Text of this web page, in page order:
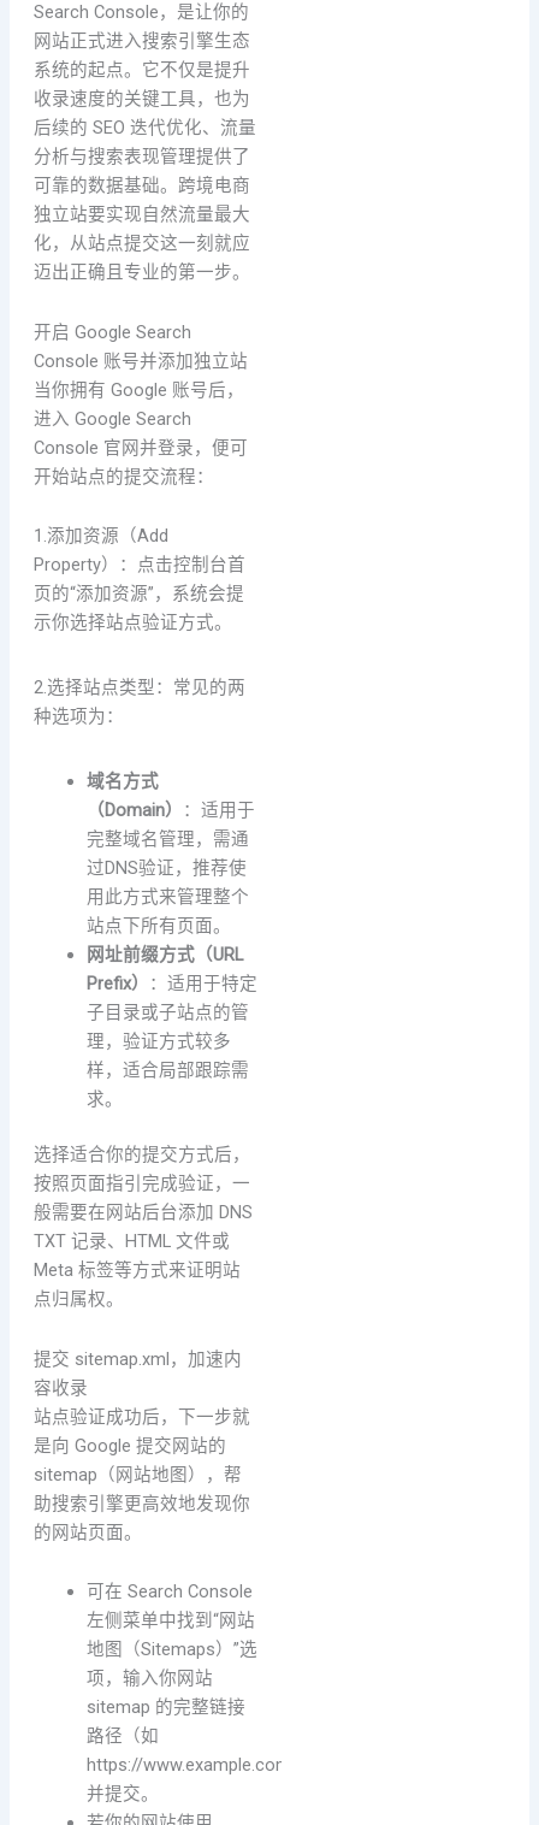
Search Console，是让你的
网站正式进入搜索引擎生态
系统的起点。它不仅是提升
收录速度的关键工具，也为
后续的 SEO 迭代优化、流量
分析与搜索表现管理提供了
可靠的数据基础。跨境电商
独立站要实现自然流量最大
化，从站点提交这一刻就应
迈出正确且专业的第一步。
开启 Google Search
Console 账号并添加独立站
当你拥有 Google 账号后，
进入 Google Search
Console 官网并登录，便可
开始站点的提交流程：
1.添加资源（Add
Property）：点击控制台首
页的“添加资源”，系统会提
示你选择站点验证方式。
2.选择站点类型：常见的两
种选项为：
域名方式
（Domain）
：适用于
完整域名管理，需通
过DNS验证，推荐使
用此方式来管理整个
站点下所有页面。
网址前缀方式（URL
Prefix）
：适用于特定
子目录或子站点的管
理，验证方式较多
样，适合局部跟踪需
求。
选择适合你的提交方式后，
按照页面指引完成验证，一
般需要在网站后台添加 DNS
TXT 记录、HTML 文件或
Meta 标签等方式来证明站
点归属权。
提交 sitemap.xml，加速内
容收录
站点验证成功后，下一步就
是向 Google 提交网站的
sitemap（网站地图），帮
助搜索引擎更高效地发现你
的网站页面。
可在 Search Console
左侧菜单中找到“网站
地图（Sitemaps）”选
项，输入你网站
sitemap 的完整链接
路径（如
https://www.example.com/sitemap.xml）
并提交。